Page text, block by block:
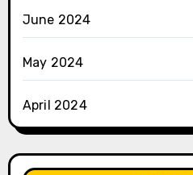
June 2024
May 2024
April 2024